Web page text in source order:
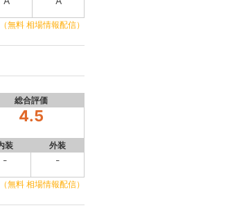
無料 相場情報配信）
総合評価
4.5
装 外装
- -
無料 相場情報配信）